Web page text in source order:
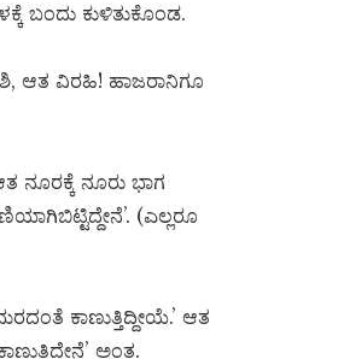
ಬಂದು ಕುಳಿತುಕೊಂಡ.
ಆತ ವಿರಹಿ! ಹಾಜರಾನಿಗೂ
ನೂರಕ್ಕೆ ನೂರು ಭಾಗ
(ಎಲ್ಲರೂ
ಕಾಣುತ್ತಿದ್ದೀಯೆ.’ ಆತ
ಅಂತ.